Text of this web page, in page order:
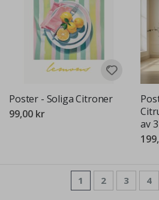
Poster - Soliga Citroner
99,00 kr
av 3
SidaYou're currently
1 Sida
2 Sida
3 Sida
4